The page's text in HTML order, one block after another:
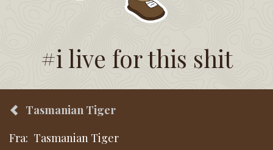
#i live for this shit
Tasmanian Tiger
Fra: Tasmanian Tiger